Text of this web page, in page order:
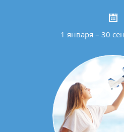
1 января – 30